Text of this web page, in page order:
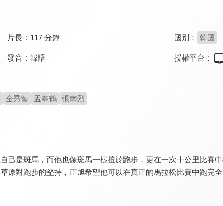
片長： 117 分鐘 國別： 韓國
發音： 韓語 授權平台：
全秀智 孟奉鶴 張南烈
己是斑馬，而他也像斑馬一樣擅於跑步，更在一次十公里比賽
原對跑步的堅持，正旭希望他可以在真正的馬拉松比賽中跑完